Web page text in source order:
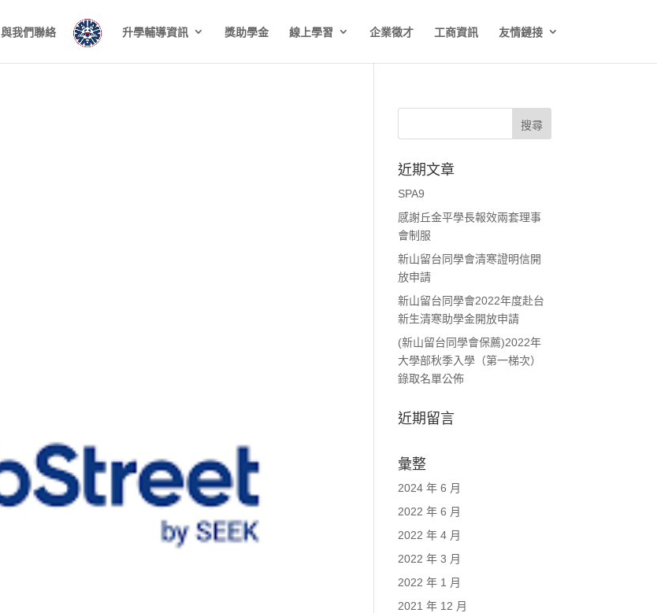
與我們聯絡 升學輔導資訊 獎助學金 線上學習 企業徵才 工商資訊 友情鏈接
近期文章
SPA9
感謝丘金平學長報效兩套理事
會制服
新山留台同學會清寒證明信開
放申請
新山留台同學會2022年度赴台
新生清寒助學金開放申請
(新山留台同學會保薦)2022年
大學部秋季入學（第一梯次）
錄取名單公佈
近期留言
彙整
2024 年 6 月
2022 年 6 月
2022 年 4 月
2022 年 3 月
2022 年 1 月
2021 年 12 月